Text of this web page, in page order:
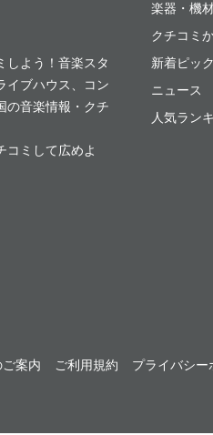
しよう！音楽スタ
イブハウス、コン
の音楽情報・クチ
コミして広めよ
楽器・機
クチコミ
新着ピッ
ニュース
人気ラン
案内 ご利用規約 プライバシー